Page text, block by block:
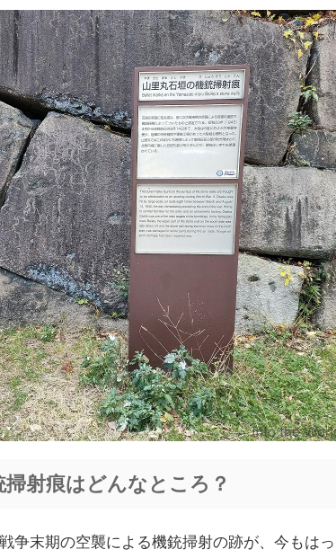
射痕はどんなところ？
争末期の空襲による機銃掃射の跡が、今もはっ